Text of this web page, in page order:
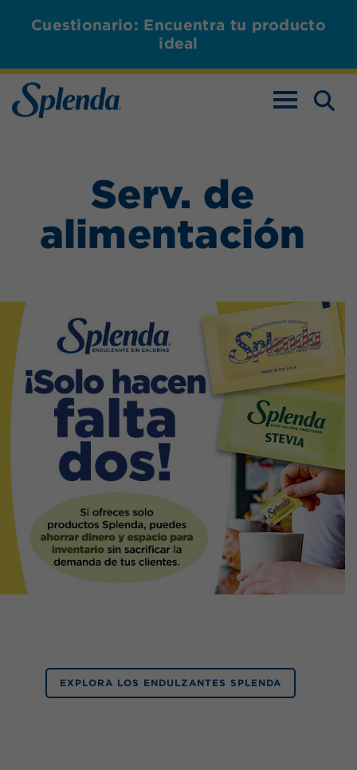
Cuestionario: Encuentra tu producto
ideal
ALTERNAR
Serv. de
alimentación
EXPLORA LOS ENDULZANTES SPLENDA